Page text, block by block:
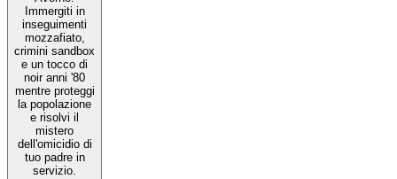
Immergiti in
inseguimenti
mozzafiato,
crimini sandbox
e un tocco di
noir anni '80
mentre proteggi
la popolazione
e risolvi il
mistero
dell'omicidio di
tuo padre in
servizio.